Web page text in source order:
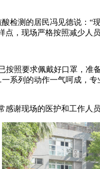
检测的居民冯见德说：
点，现场严格按照减少人
按照要求佩戴好口罩，
列的动作一气呵成，
感谢现场的医护和工作